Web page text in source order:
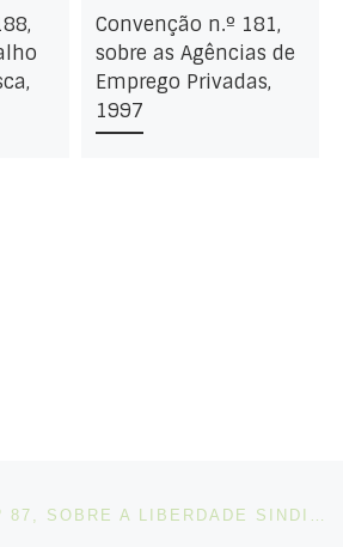
Convenção n.º 181,
sobre as Agências de
Emprego Privadas,
1997